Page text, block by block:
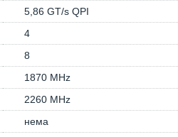
5,86 GT/s QPI
4
8
1870 MHz
2260 MHz
нема